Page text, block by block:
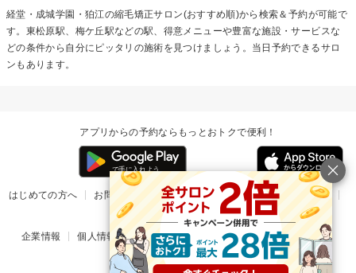
経堂・成城学園・狛江の縮毛矯正サロン(おすすめ順)から検索＆予約が可能で
す。東松原駅、梅ケ丘駅などの駅、得意メニューや豊富な施設・サービスな
どの条件から自分にピッタリの施術を見つけましょう。当日予約できるサロ
ンもあります。
アプリからの予約ならもっとおトクで便利！
はじめての方へ お問い合わせ ヘルプ リリース情報
利用規約
掲載ご希望のサロン様
企業情報 個人情報保護方針 楽天のサービス一覧 アプリ一覧
© Rakuten Group, Inc.